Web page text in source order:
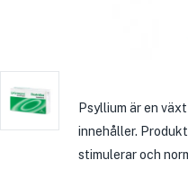
Psyllium är en
innehåller.
stimulerar och